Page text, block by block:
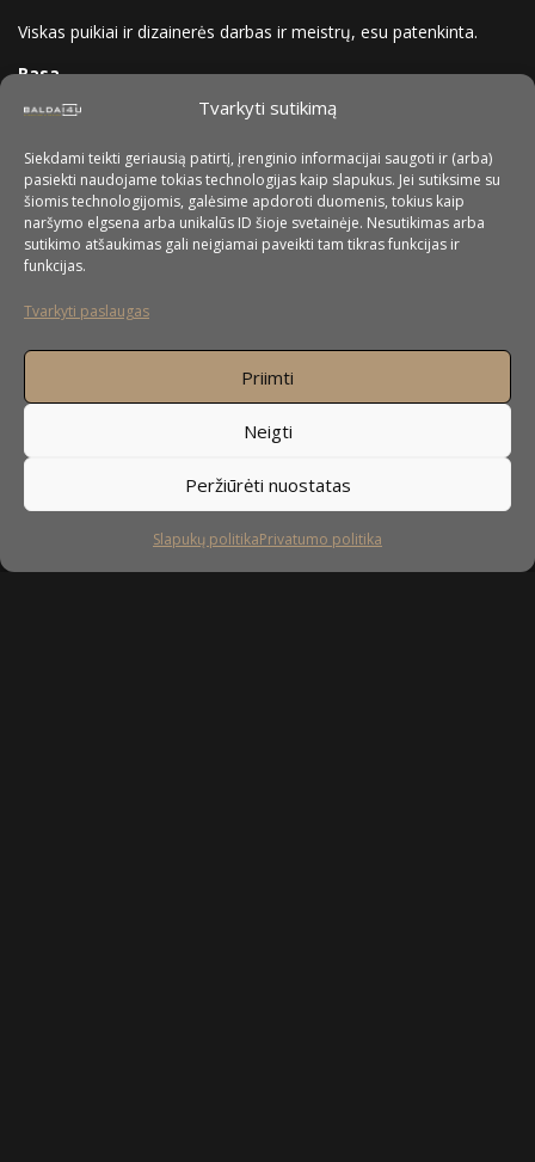
Tvarkyti sutikimą
Siekdami teikti geriausią patirtį, įrenginio informacijai saugoti ir (arba)
pasiekti naudojame tokias technologijas kaip slapukus. Jei sutiksime su
šiomis technologijomis, galėsime apdoroti duomenis, tokius kaip
naršymo elgsena arba unikalūs ID šioje svetainėje. Nesutikimas arba
sutikimo atšaukimas gali neigiamai paveikti tam tikras funkcijas ir
funkcijas.
Tvarkyti paslaugas
Priimti
Neigti
Peržiūrėti nuostatas
Slapukų politikaPrivatumo politika
Viskas puikiai ir dizainerės darbas ir meistrų, esu patenkinta.
Rasa